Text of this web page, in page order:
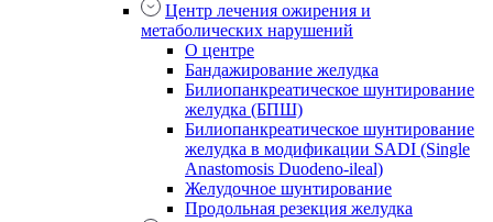
Центр лечения ожирения и
метаболических нарушений
О центре
Бандажирование желудка
Билиопанкреатическое шунтирование
желудка (БПШ)
Билиопанкреатическое шунтирование
желудка в модификации SADI (Single
Anastomosis Duodeno-ileal)
Желудочное шунтирование
Продольная резекция желудка